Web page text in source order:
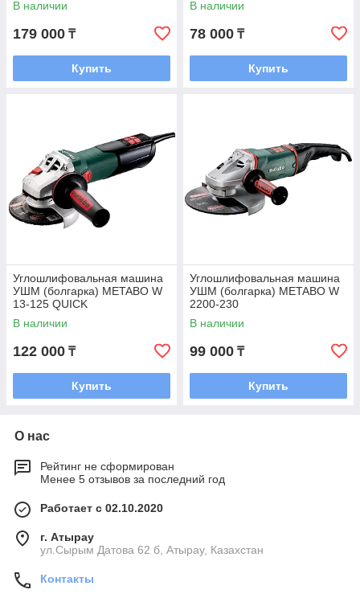
В наличии
179 000 ₸
Купить
В наличии
78 000 ₸
Купить
Углошлифовальная машина
УШМ (болгарка) METABO W
13-125 QUICK
В наличии
122 000 ₸
Купить
Углошлифовальная машина
УШМ (болгарка) METABO W
2200-230
В наличии
99 000 ₸
Купить
О нас
Рейтинг не сформирован
Менее 5 отзывов за последний год
Работает с 02.10.2020
г. Атырау
ул.Сырым Датова 62 б, Атырау, Казахстан
Контакты